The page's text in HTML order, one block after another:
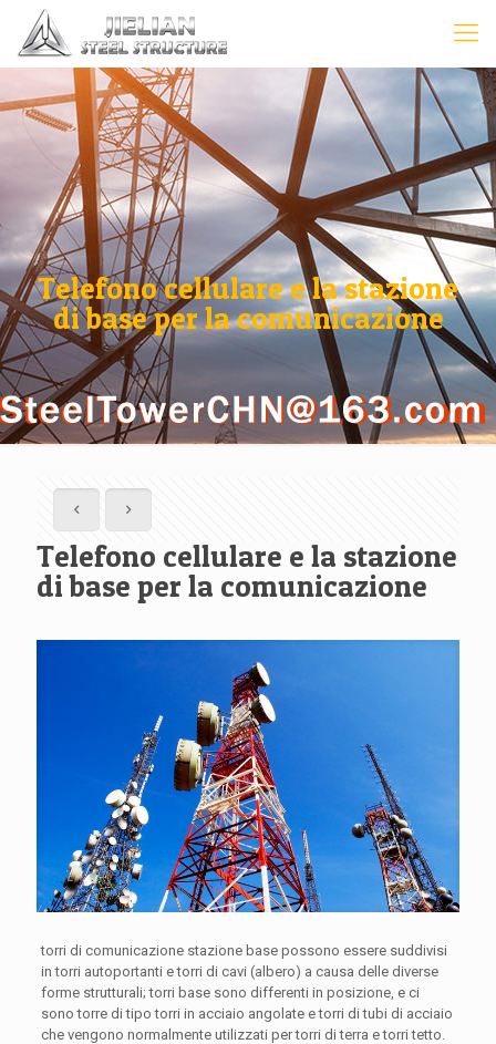
Telefono cellulare e la stazione
di base per la comunicazione
Telefono cellulare e la stazione
di base per la comunicazione
torri di comunicazione stazione base possono essere suddivisi
in torri autoportanti e torri di cavi (albero) a causa delle diverse
forme strutturali; torri base sono differenti in posizione, e ci
sono torre di tipo torri in acciaio angolate e torri di tubi di acciaio
che vengono normalmente utilizzati per torri di terra e torri tetto.